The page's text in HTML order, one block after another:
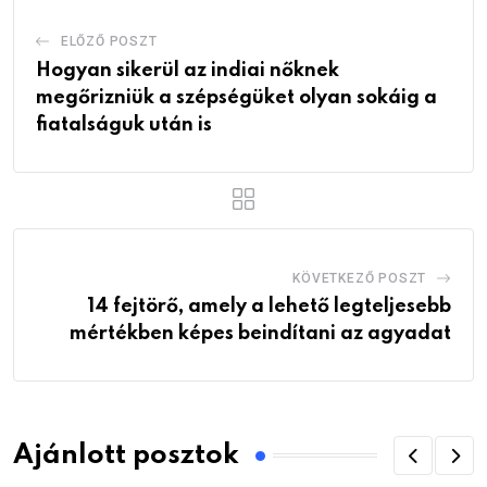
ELŐZŐ POSZT
Hogyan sikerül az indiai nőknek
megőrizniük a szépségüket olyan sokáig a
fiatalságuk után is
KÖVETKEZŐ POSZT
14 fejtörő, amely a lehető legteljesebb
mértékben képes beindítani az agyadat
Ajánlott posztok